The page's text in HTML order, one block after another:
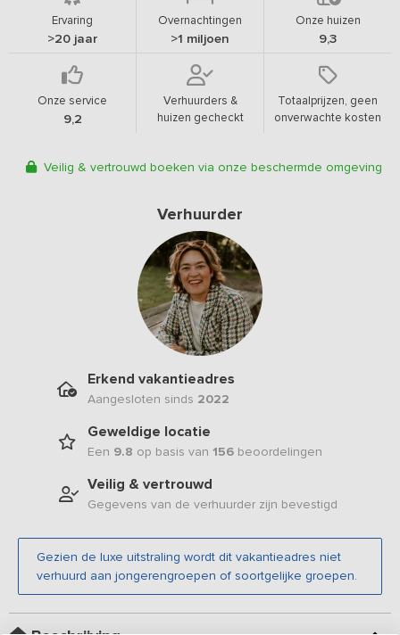
Ervaring
>20 jaar
Overnachtingen
>1 miljoen
Onze huizen
9,3
Onze service
9,2
Verhuurders &
huizen gecheckt
Totaalprijzen, geen
onverwachte kosten
Veilig & vertrouwd boeken via onze beschermde omgeving
Verhuurder
Erkend vakantieadres
Aangesloten sinds 2022
Geweldige locatie
Een 9.8 op basis van 156 beoordelingen
Veilig & vertrouwd
Gegevens van de verhuurder zijn bevestigd
Gezien de luxe uitstraling wordt dit vakantieadres niet
verhuurd aan jongerengroepen of soortgelijke groepen.